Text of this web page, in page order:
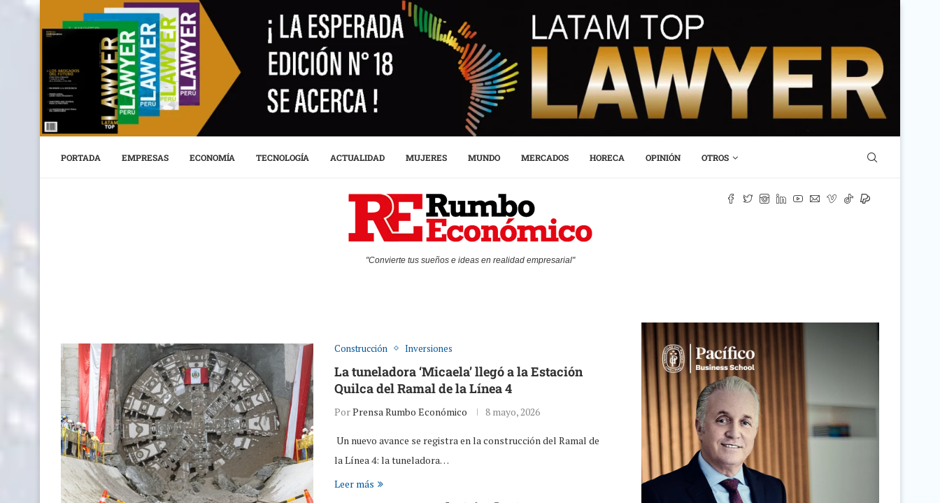
PORTADA EMPRESAS ECONOMÍA TECNOLOGÍA ACTUALIDAD MUJERES MUNDO MERCADOS HORECA OPINIÓN OTROS
"Convierte tus sueños e ideas en realidad empresarial"
Construcción Inversiones
La tuneladora ‘Micaela’ llegó a la Estación
Quilca del Ramal de la Línea 4
PorPrensa Rumbo Económico 8 mayo, 2026
Un nuevo avance se registra en la construcción del Ramal de
la Línea 4: la tuneladora…
Leer más